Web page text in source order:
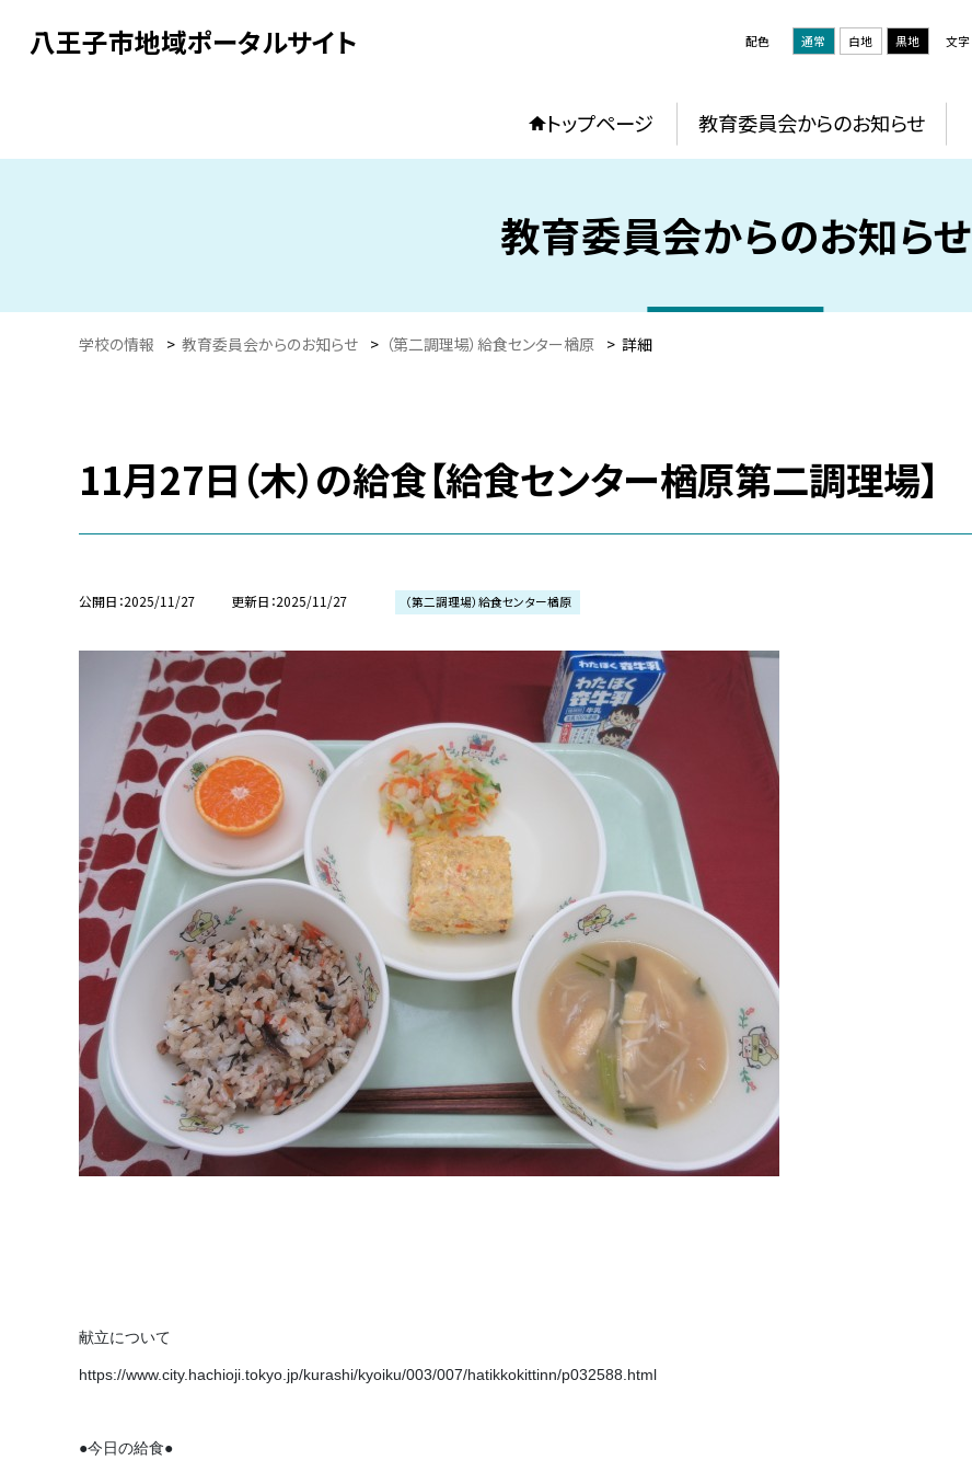
八王子市地域ポータルサイト 配色 通常 白地 黒地 文字
トップページ 教育委員会からのお知らせ
教育委員会からのお知らせ
学校の情報 > 教育委員会からのお知らせ > （第二調理場）給食センター楢原 > 詳細
11月27日（木）の給食【給食センター楢原第二調理場】
公開日 2025/11/27 更新日 2025/11/27 （第二調理場）給食センター楢原
献立について
https://www.city.hachioji.tokyo.jp/kurashi/kyoiku/003/007/hatikkokittinn/p032588.html
●今日の給食●